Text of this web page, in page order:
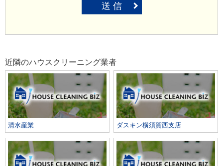
送 信
近隣のハウスクリーニング業者
清水産業 ダスキン横須賀西支店